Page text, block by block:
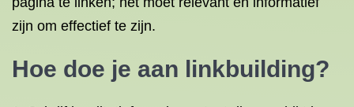
zijn om effectief te zijn.
Hoe doe je aan linkbuilding?